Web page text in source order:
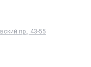
пр., 43-55